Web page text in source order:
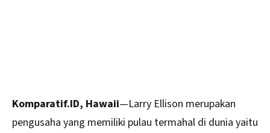
Komparatif.ID, Hawaii—Larry Ellison merupakan
pengusaha yang memiliki pulau termahal di dunia yaitu